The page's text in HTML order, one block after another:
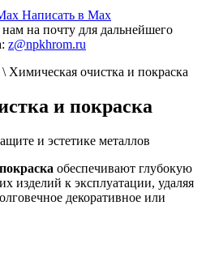
Написать в Max
на почту для дальнейшего
z@npkhrom.ru
\ Химическая очистка и покраска
и покраска
и эстетике металлов
обеспечивают глубокую
изделий к эксплуатации, удаляя
декоративное или